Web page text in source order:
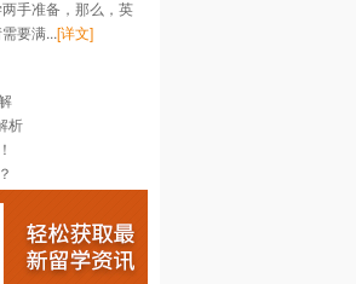
手准备，那么，英
要满...[详文]
析